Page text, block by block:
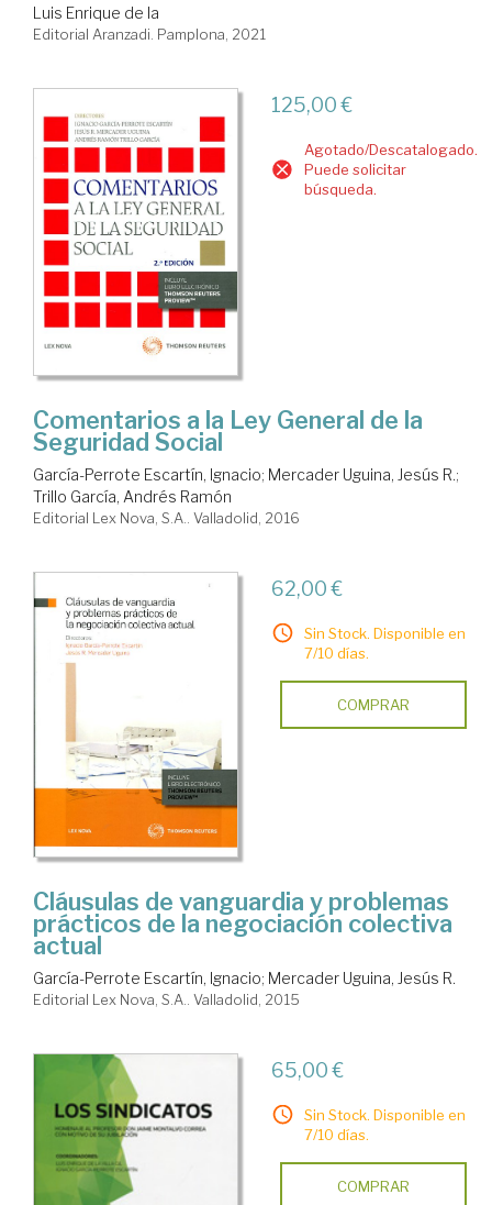
Luis Enrique de la
Editorial Aranzadi. Pamplona, 2021
125,00 €
Agotado/Descatalogado.
Puede solicitar
búsqueda.
Comentarios a la Ley General de la
Seguridad Social
García-Perrote Escartín, Ignacio; Mercader Uguina, Jesús R.;
Trillo García, Andrés Ramón
Editorial Lex Nova, S.A.. Valladolid, 2016
62,00 €
Sin Stock. Disponible en
7/10 días.
COMPRAR
Cláusulas de vanguardia y problemas
prácticos de la negociación colectiva
actual
García-Perrote Escartín, Ignacio; Mercader Uguina, Jesús R.
Editorial Lex Nova, S.A.. Valladolid, 2015
65,00 €
Sin Stock. Disponible en
7/10 días.
COMPRAR